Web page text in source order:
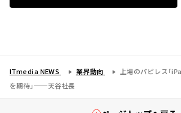
ITmedia NEWS 業界動向
上場のパピレス「
を期待」──天谷社長